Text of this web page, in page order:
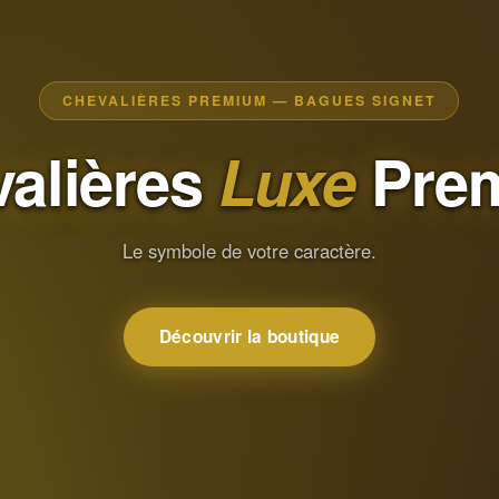
CHEVALIÈRES PREMIUM — BAGUES SIGNET
Luxe
Le symbole de votre caractère.
Découvrir la boutique